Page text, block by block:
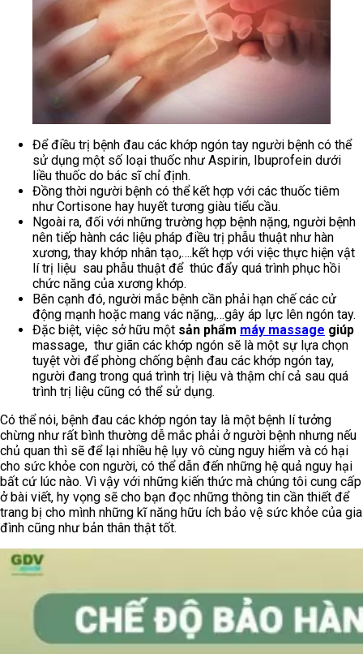
Để điều trị bệnh đau các khớp ngón tay người bệnh có thể
sử dụng một số loại thuốc như Aspirin, Ibuprofein dưới
liều thuốc do bác sĩ chỉ định.
Đồng thời người bệnh có thể kết hợp với các thuốc tiêm
như Cortisone hay huyết tương giàu tiểu cầu.
Ngoài ra, đối với những trường hợp bệnh nặng, người bệnh
nên tiếp hành các liệu pháp điều trị phẫu thuật như hàn
xương, thay khớp nhân tạo,….kết hợp với việc thực hiện vật
lí trị liệu sau phẫu thuật để thúc đẩy quá trình phục hồi
chức năng của xương khớp.
Bên cạnh đó, người mắc bệnh cần phải hạn chế các cử
động mạnh hoặc mang vác nặng,…gây áp lực lên ngón tay.
Đặc biệt, việc sở hữu một sản phẩm máy massage giúp
massage, thư giãn các khớp ngón sẽ là một sự lựa chọn
tuyệt vời để phòng chống bệnh đau các khớp ngón tay,
người đang trong quá trình trị liệu và thậm chí cả sau quá
trình trị liệu cũng có thể sử dụng.
Có thể nói, bệnh đau các khớp ngón tay là một bệnh lí tưởng
chừng như rất bình thường dễ mắc phải ở người bệnh nhưng nếu
chủ quan thì sẽ để lại nhiều hệ lụy vô cùng nguy hiểm và có hại
cho sức khỏe con người, có thể dẫn đến những hệ quả nguy hại
bất cứ lúc nào. Vì vậy với những kiến thức mà chúng tôi cung cấp
ở bài viết, hy vọng sẽ cho bạn đọc những thông tin cần thiết để
trang bị cho mình những kĩ năng hữu ích bảo vệ sức khỏe của gia
đình cũng như bản thân thật tốt.